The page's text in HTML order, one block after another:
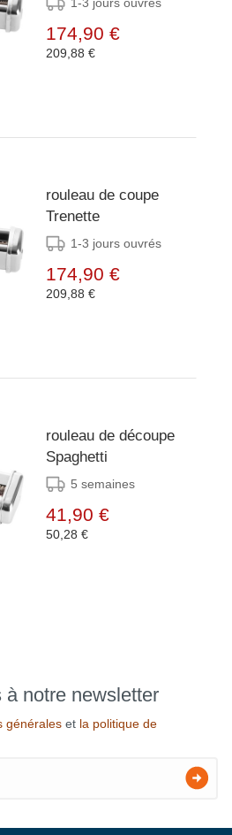
174,90 €
209,88 €
rouleau de coupe
Trenette
1-3 jours ouvrés
174,90 €
209,88 €
rouleau de découpe
Spaghetti
5 semaines
41,90 €
50,28 €
à notre newsletter
générales et la politique de